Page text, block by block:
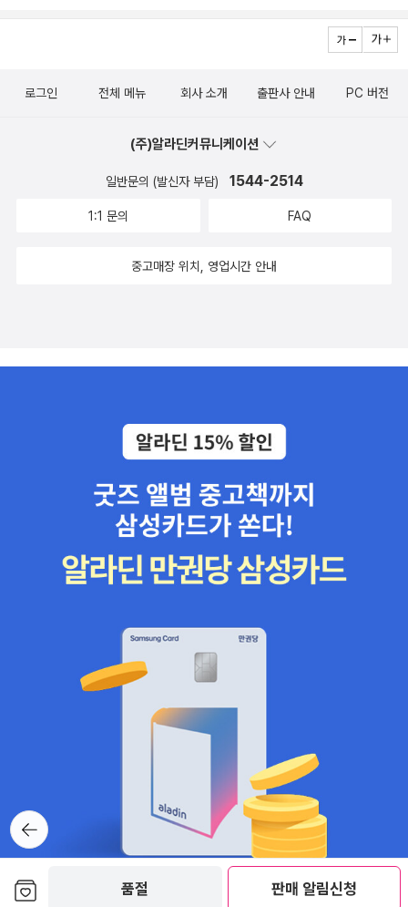
품절 판매 알림신청
뒤로가
기
로그인 전체 메뉴 회사 소개 출판사 안내 PC 버전
(주)알라딘커뮤니케이션
일반문의 (발신자 부담) 1544-2514
1:1 문의 FAQ
중고매장 위치, 영업시간 안내